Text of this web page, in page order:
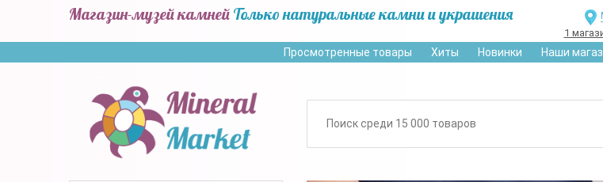
Магазин-музей камней Только натуральные камни и украшения
1
Просмотренные товары Хиты Новинки Наши